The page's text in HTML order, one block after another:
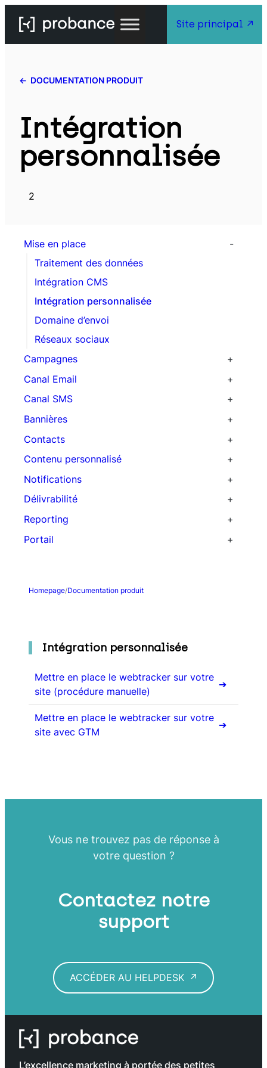
Site principal
DOCUMENTATION PRODUIT
Intégration
personnalisée
2
Mise en place
Traitement des données
Intégration CMS
Intégration personnalisée
Domaine d’envoi
Réseaux sociaux
Campagnes
Scénarios automatisés
Newsletters
Pression
Campagnes transactionnelles
Canal Email
Templates
Spam score
SMTP
Canal SMS
Bannières
Contacts
Import de contacts
Acquisition
Ciblage de campagne
Contenu personnalisé
Produits
Coupons
Notifications
Notifications Web push
Notifications On-site
Délivrabilité
Reporting
Suivi des performances
Portail
Homepage/Documentation produit
Intégration personnalisée
Mettre en place le webtracker sur votre
site (procédure manuelle)
Mettre en place le webtracker sur votre
site avec GTM
Vous ne trouvez pas de réponse à
votre question ?
Contactez notre
support
ACCÉDER AU HELPDESK
L’excellence marketing à portée des petites